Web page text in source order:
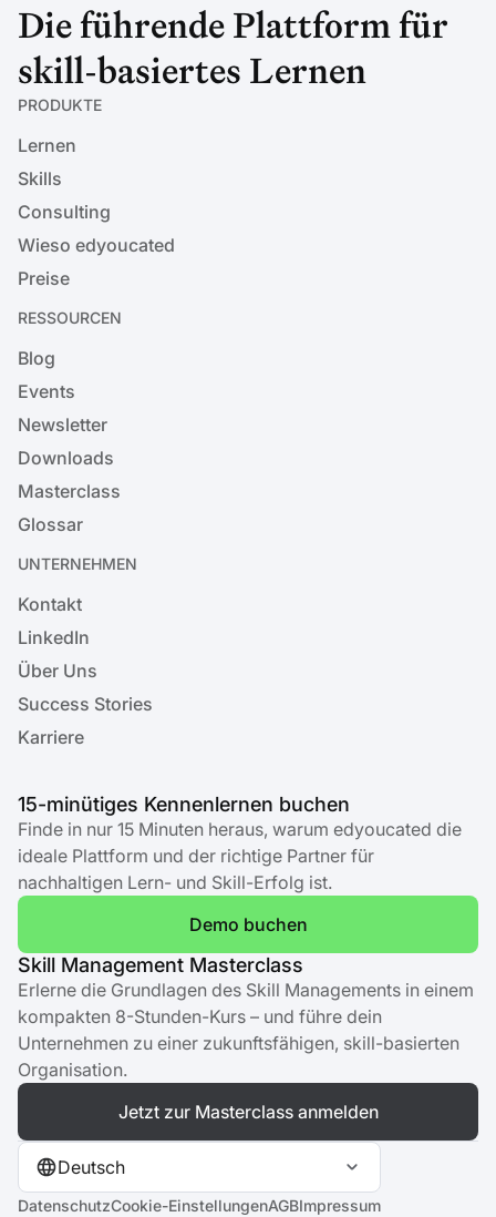
15-minütiges Kennenlernen buchen
Finde in nur 15 Minuten heraus, warum edyoucated die
ideale Plattform und der richtige Partner für
nachhaltigen Lern- und Skill-Erfolg ist.
Demo buchen
Skill Management Masterclass
Erlerne die Grundlagen des Skill Managements in einem
kompakten 8-Stunden-Kurs – und führe dein
Unternehmen zu einer zukunftsfähigen, skill-basierten
Organisation.
Jetzt zur Masterclass anmelden
Die führende Plattform für
skill-basiertes Lernen
PRODUKTE
Lernen
Skills
Consulting
Wieso edyoucated
Preise
RESSOURCEN
Blog
Events
Newsletter
Downloads
Masterclass
Glossar
UNTERNEHMEN
Kontakt
LinkedIn
Über Uns
Success Stories
Karriere
Deutsch
DatenschutzCookie-EinstellungenAGBImpressum